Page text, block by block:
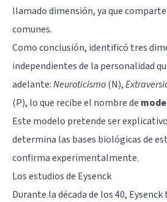
llamado dimensión, ya que
comunes.
Como conclusión, identificó tres
independientes de la personalidad
adelante:Neuroticismo(N),
(P), lo que recibe el nombre de
Este modelo pretende ser
determina las bases biológicas de
confirma experimentalmente.
Los estudios de Eysenck
Durante la década de los 40,